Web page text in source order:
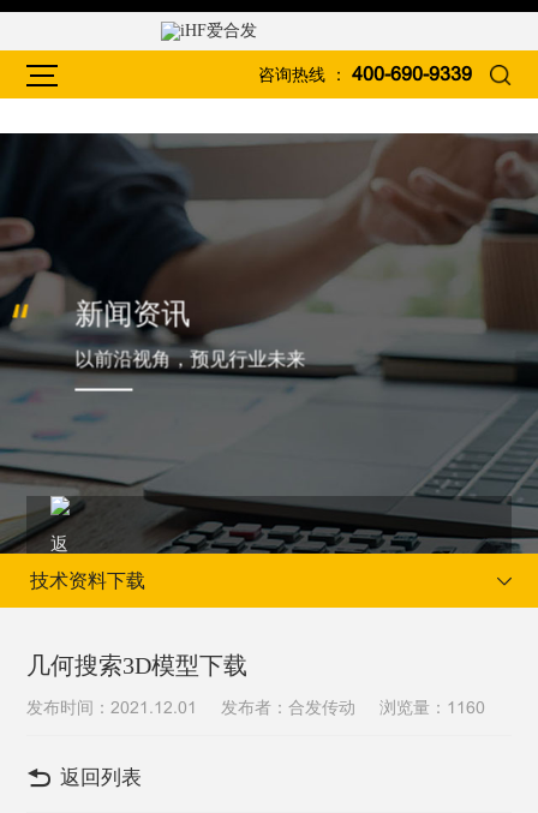
咨询热线 ： 400-690-9339
新闻资讯
以前沿视角，预见行业未来
当前位置：首页 客户服务 技术资料下载
技术资料下载
几何搜索3D模型下载
发布时间：2021.12.01 发布者：合发传动 浏览量： 1160
返回列表